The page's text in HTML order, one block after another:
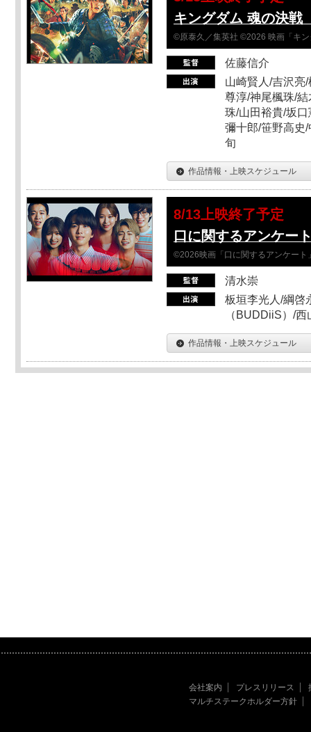
キングダム 魂の決
©原泰久／集英社 ©2026 映画「キ
佐藤信介
山崎賢人/吉沢亮
尊淳/神尾楓珠/
珠/山田裕貴/坂
彌十郎/笹野高史
旬
作品情報・上映スケジュール
8/13上映終了予定
口に関するアンケー
©2026映画「口に関するアンケート
清水崇
板垣李光人/綱啓
（BUDDiiS）/
作品情報・上映スケジュール
会社案内 プレスリリース
マルチステークホルダー方針